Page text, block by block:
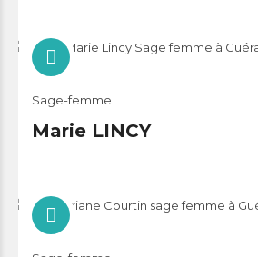
Sage-femme
Marie LINCY